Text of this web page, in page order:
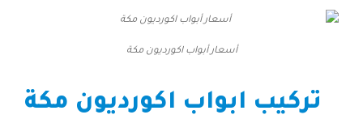
أسعار أبواب اكورديون مكة
تركيب ابواب اكورديون مكة